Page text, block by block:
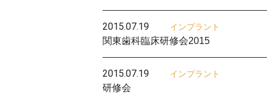
2015.07.19 インプラント
関東歯科臨床研修会2015
2015.07.19 インプラント
研修会